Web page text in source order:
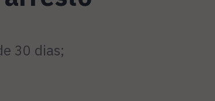
30 dias;